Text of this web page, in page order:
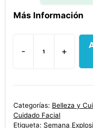
Más Información
-
De
+
Categorías: Belleza y
Cuidado Facial
Etiqueta: Semana